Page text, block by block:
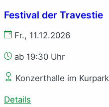
Festival der Travestie
Fr., 11.12.2026
ab 19:30 Uhr
Konzerthalle im Kurpark
Details